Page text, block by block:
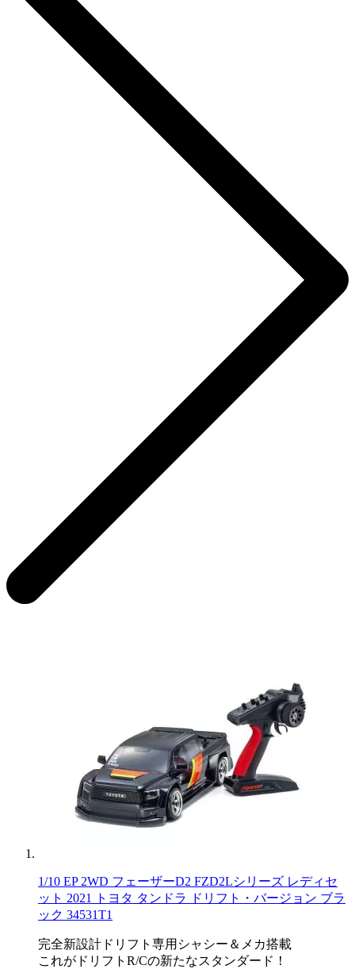
1/10 EP 2WD フェーザーD2 FZD2Lシリーズ レディセ
ット 2021 トヨタ タンドラ ドリフト・バージョン ブラ
ック 34531T1
完全新設計ドリフト専用シャシー＆メカ搭載
これがドリフトR/Cの新たなスタンダード！